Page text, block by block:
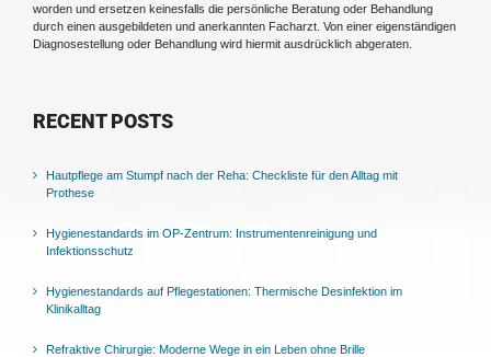
worden und ersetzen keinesfalls die persönliche Beratung oder Behandlung
durch einen ausgebildeten und anerkannten Facharzt. Von einer eigenständigen
Diagnosestellung oder Behandlung wird hiermit ausdrücklich abgeraten.
RECENT POSTS
Hautpflege am Stumpf nach der Reha: Checkliste für den Alltag mit
Prothese
Hygienestandards im OP-Zentrum: Instrumentenreinigung und
Infektionsschutz
Hygienestandards auf Pflegestationen: Thermische Desinfektion im
Klinikalltag
Refraktive Chirurgie: Moderne Wege in ein Leben ohne Brille